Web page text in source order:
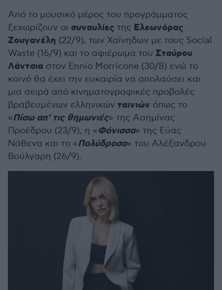
Από το μουσικό μέρος του προγράμματος
ξεχωρίζουν οι συναυλίες της Ελεωνόρας
Ζουγανέλη (22/9), των Χαϊνηδων με τους Social
Waste (16/9) και το αφιέρωμα του Σταύρου
Λάντσια στον Ennio Morricone (30/8) ενώ το
κοινό θα έχει την ευκαιρία να απολαύσει και
μια σειρά από κινηματογραφικές προβολές
βραβευμένων ελληνικών ταινιών όπως το
«Πίσω απ’ τις θημωνιές» της Ασημίνας
Προέδρου (23/9), η «Φόνισσα» της Εύας
Νάθενα και το «Πολύδροσο» του Αλέξανδρου
Βούλγαρη (26/9).